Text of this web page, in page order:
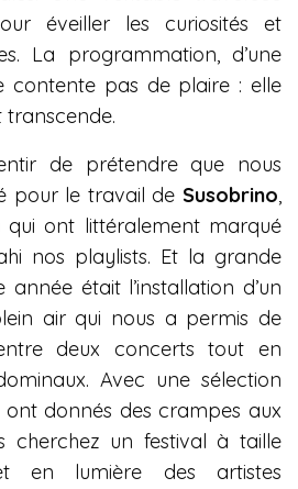
éveiller les curiosités et
La programmation, d’une
contente pas de plaire : elle
transcende.
de prétendre que nous
pour le travail de Susobrino,
qui ont littéralement marqué
nos playlists. Et la grande
était l’installation d’un
air qui nous a permis de
deux concerts tout en
Avec une sélection
donnés des crampes aux
cherchez un festival à taille
en lumière des artistes